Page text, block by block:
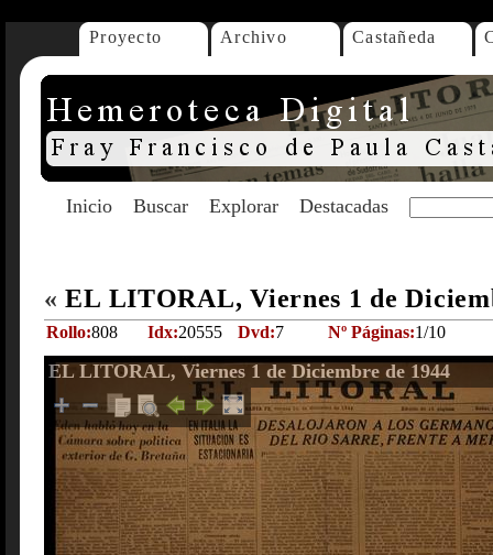
Proyecto Archivo Castañeda
Inicio Buscar Explorar Destacadas
« EL LITORAL, Viernes 1 de
Rollo:808 Idx:20555 Dvd:7 Nº Páginas:1/10
EL LITORAL, Viernes 1 de Diciembre de 1944